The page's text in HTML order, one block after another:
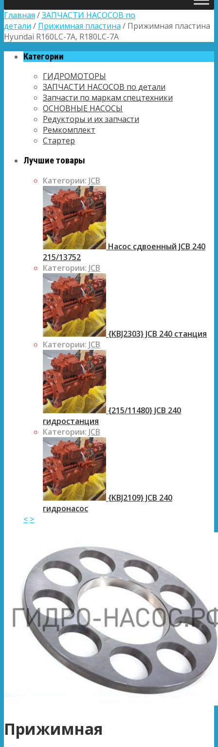
Главная /ЗАПЧАСТИ НАСОСОВ по
детали / Прижимная пластина / Прижимная пластина
Hyundai R160LC-7A, R180LC-7A
Категории
ГИДРОМОТОРЫ
ЗАПЧАСТИ НАСОСОВ по детали
Запчасти по маркам спецтехники
ОСНОВНЫЕ НАСОСЫ
Редукторы и их запчасти
Ремкомплект
Стартер
Лучшие товары
Категории: JCB
Насос сдвоенный JCB 240
215/13752
Категории: JCB
{KBJ2303} JCB 240 станция
Категории: JCB
{215/11480} JCB 240
гидростанция
Категории: JCB
{KBJ2109} JCB 240
гидронасос
< >
Прижимная